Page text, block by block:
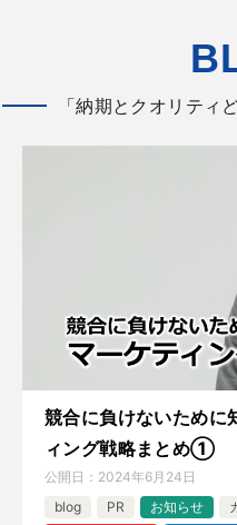
「納期とクオリティ
競合に負けないために
ィング戦略まとめ①
公開日： 2024年6月24日
blog
PR お知らせ